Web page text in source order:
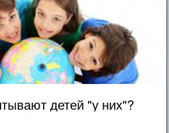
детей "у них"?